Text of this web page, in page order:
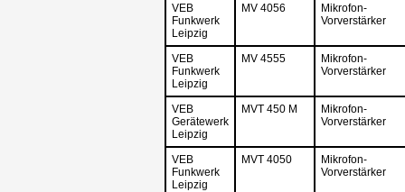
VEB
Funkwerk
Leipzig
MV 4056
Mikrofon-
Vorverstärker
VEB
Funkwerk
Leipzig
MV 4555
Mikrofon-
Vorverstärker
VEB
Gerätewerk
Leipzig
MVT 450 M
Mikrofon-
Vorverstärker
VEB
Funkwerk
Leipzig
MVT 4050
Mikrofon-
Vorverstärker